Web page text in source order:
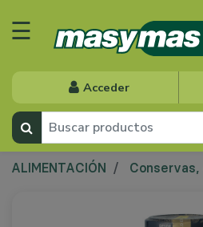
Acceder
☰
ALIMENTACIÓN